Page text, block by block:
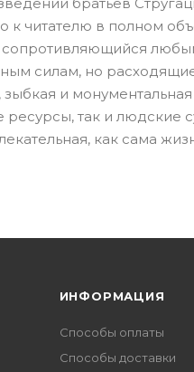
к читателю в полном
силам, но
и
так и людские
как сама
ИНФОРМАЦИЯ
Способы оплаты
Способы доставки